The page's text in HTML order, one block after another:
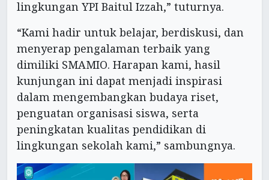
lingkungan YPI Baitul Izzah,” tuturnya.
“Kami hadir untuk belajar, berdiskusi, dan
menyerap pengalaman terbaik yang
dimiliki SMAMIO. Harapan kami, hasil
kunjungan ini dapat menjadi inspirasi
dalam mengembangkan budaya riset,
penguatan organisasi siswa, serta
peningkatan kualitas pendidikan di
lingkungan sekolah kami,” sambungnya.